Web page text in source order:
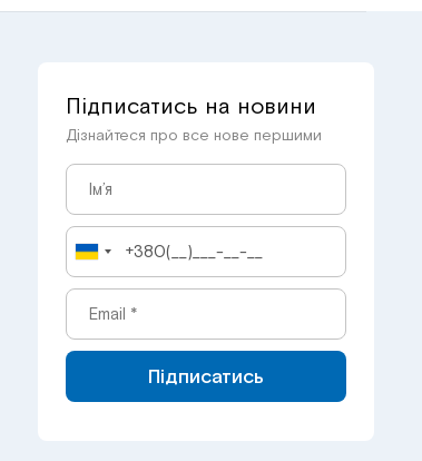
Підписатись на новини
Дізнайтеся про все нове першими
Підписатись